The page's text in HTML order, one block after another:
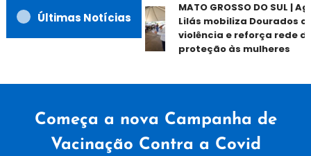
Últimas Notícias
MATO GROSSO DO SUL |
Lilás mobiliza Dourados
violência e reforça rede de
proteção às mulheres
Começa a nova Campanha de
Vacinação Contra a Covid